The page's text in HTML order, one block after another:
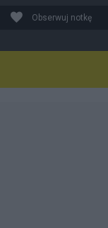
Obserwuj notkę